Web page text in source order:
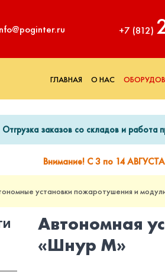
+7 (812)
ГЛАВНАЯ О НАС
Отгрузка заказов со складов и
Внимание! С 3 по 14
установки пожаротушения и
Автономная
«Шнур М»